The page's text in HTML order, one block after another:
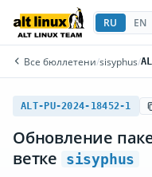
RU EN
Все бюллетени/sisyphus/
ALT-PU-2024-18452-1
Обновление
ветке
sisyphus